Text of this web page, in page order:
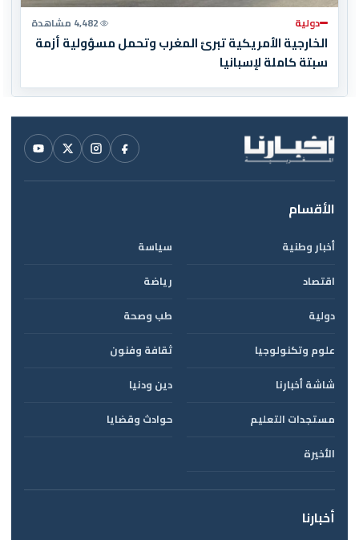
دولية 4,482 مشاهدة
الخارجية الأمريكية تبرئ المغرب وتحمل مسؤولية أزمة
سبتة كاملة لإسبانيا
الأقسام
أخبار وطنية
سياسة
اقتصاد
رياضة
دولية
طب وصحة
علوم وتكنولوجيا
ثقافة وفنون
شاشة أخبارنا
دين ودنيا
مستجدات التعليم
حوادث وقضايا
الأخيرة
أخبارنا